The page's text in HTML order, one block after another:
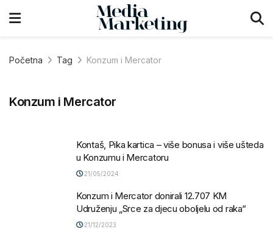
Početna Tag Konzum i Mercator
Konzum i Mercator
Kontaš, Pika kartica – više bonusa i više ušteda
u Konzumu i Mercatoru
21/05/2024
Konzum i Mercator donirali 12.707 KM
Udruženju „Srce za djecu oboljelu od raka“
21/12/2023